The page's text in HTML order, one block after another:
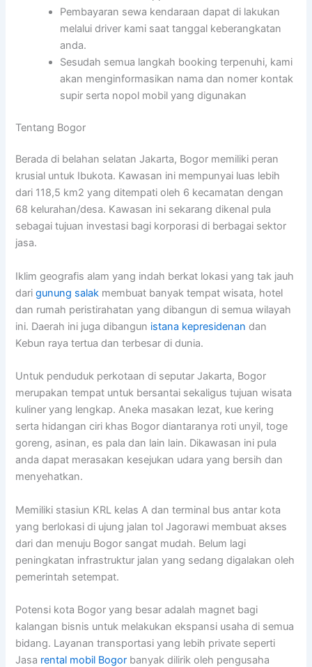
Pembayaran sewa kendaraan dapat di lakukan
melalui driver kami saat tanggal keberangkatan
anda.
Sesudah semua langkah booking terpenuhi, kami
akan menginformasikan nama dan nomer kontak
supir serta nopol mobil yang digunakan
Tentang Bogor
Berada di belahan selatan Jakarta, Bogor memiliki peran
krusial untuk Ibukota. Kawasan ini mempunyai luas lebih
dari 118,5 km2 yang ditempati oleh 6 kecamatan dengan
68 kelurahan/desa. Kawasan ini sekarang dikenal pula
sebagai tujuan investasi bagi korporasi di berbagai sektor
jasa.
Iklim geografis alam yang indah berkat lokasi yang tak jauh
darigunung salak membuat banyak tempat wisata, hotel
dan rumah peristirahatan yang dibangun di semua wilayah
ini. Daerah ini juga dibangun istana kepresidenan dan
Kebun raya tertua dan terbesar di dunia.
Untuk penduduk perkotaan di seputar Jakarta, Bogor
merupakan tempat untuk bersantai sekaligus tujuan wisata
kuliner yang lengkap. Aneka masakan lezat, kue kering
serta hidangan ciri khas Bogor diantaranya roti unyil, toge
goreng, asinan, es pala dan lain lain. Dikawasan ini pula
anda dapat merasakan kesejukan udara yang bersih dan
menyehatkan.
Memiliki stasiun KRL kelas A dan terminal bus antar kota
yang berlokasi di ujung jalan tol Jagorawi membuat akses
dari dan menuju Bogor sangat mudah. Belum lagi
peningkatan infrastruktur jalan yang sedang digalakan oleh
pemerintah setempat.
Potensi kota Bogor yang besar adalah magnet bagi
kalangan bisnis untuk melakukan ekspansi usaha di semua
bidang. Layanan transportasi yang lebih private seperti
Jasa rental mobil Bogor banyak dilirik oleh pengusaha